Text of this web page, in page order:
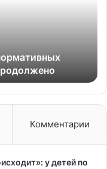
Комментарии
у детей по